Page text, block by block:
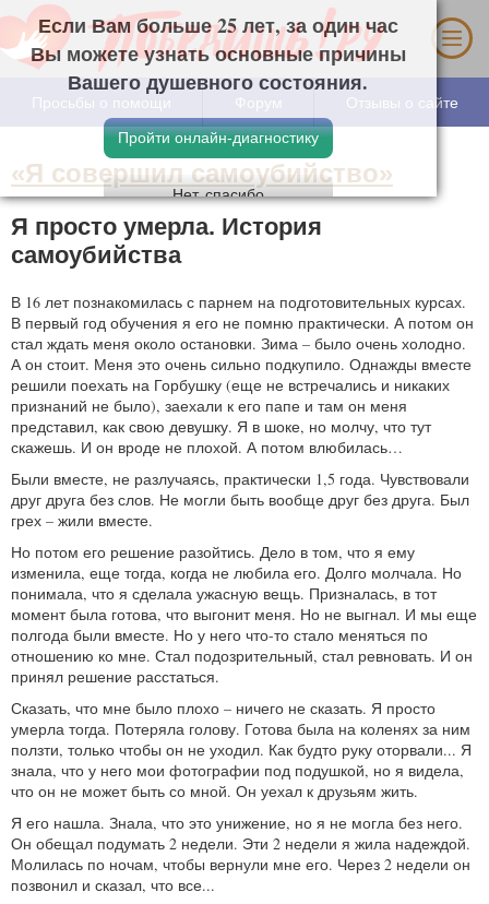
Если Вам больше 25 лет, за один час Вы
можете узнать основные причины Вашего
душевного состояния.
Просьбы о помощи Форум Отзывы о сайте
«Я совершил самоубийство»
Я просто умерла. История
самоубийства
В 16 лет познакомилась с парнем на подготовительных курсах.
В первый год обучения я его не помню практически. А потом он
стал ждать меня около остановки. Зима – было очень холодно.
А он стоит. Меня это очень сильно подкупило. Однажды вместе
решили поехать на Горбушку (еще не встречались и никаких
признаний не было), заехали к его папе и там он меня
представил, как свою девушку. Я в шоке, но молчу, что тут
скажешь. И он вроде не плохой. А потом влюбилась…
Были вместе, не разлучаясь, практически 1,5 года. Чувствовали
друг друга без слов. Не могли быть вообще друг без друга. Был
грех – жили вместе.
Но потом его решение разойтись. Дело в том, что я ему
изменила, еще тогда, когда не любила его. Долго молчала. Но
понимала, что я сделала ужасную вещь. Призналась, в тот
момент была готова, что выгонит меня. Но не выгнал. И мы еще
полгода были вместе. Но у него что-то стало меняться по
отношению ко мне. Стал подозрительный, стал ревновать. И он
принял решение расстаться.
Сказать, что мне было плохо – ничего не сказать. Я просто
умерла тогда. Потеряла голову. Готова была на коленях за ним
ползти, только чтобы он не уходил. Как будто руку оторвали... Я
знала, что у него мои фотографии под подушкой, но я видела,
что он не может быть со мной. Он уехал к друзьям жить.
Я его нашла. Знала, что это унижение, но я не могла без него.
Он обещал подумать 2 недели. Эти 2 недели я жила надеждой.
Молилась по ночам, чтобы вернули мне его. Через 2 недели он
позвонил и сказал, что все...